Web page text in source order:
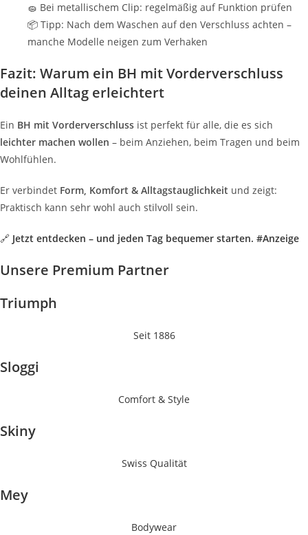
🧽 Bei metallischem Clip: regelmäßig auf Funktion prüfen
📦 Tipp: Nach dem Waschen auf den Verschluss achten –
manche Modelle neigen zum Verhaken
Fazit: Warum ein BH mit Vorderverschluss
deinen Alltag erleichtert
Ein BH mit Vorderverschluss ist perfekt für alle, die es sich
leichter machen wollen – beim Anziehen, beim Tragen und beim
Wohlfühlen.
Er verbindet Form, Komfort & Alltagstauglichkeit und zeigt:
Praktisch kann sehr wohl auch stilvoll sein.
🔗 Jetzt entdecken – und jeden Tag bequemer starten. #Anzeige
Unsere Premium Partner
Triumph
Seit 1886
Sloggi
Comfort & Style
Skiny
Swiss Qualität
Mey
Bodywear